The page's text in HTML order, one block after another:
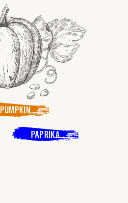
PUMPKIN
PAPRIKA